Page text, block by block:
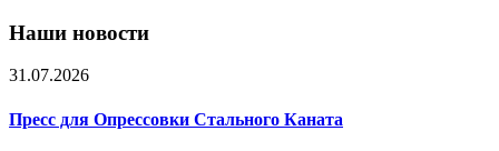
Наши новости
31.07.2026
Пресс для Опрессовки Стального Каната